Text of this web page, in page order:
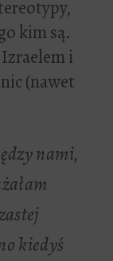
kim są.
i
(nawet
nami,
kiedyś